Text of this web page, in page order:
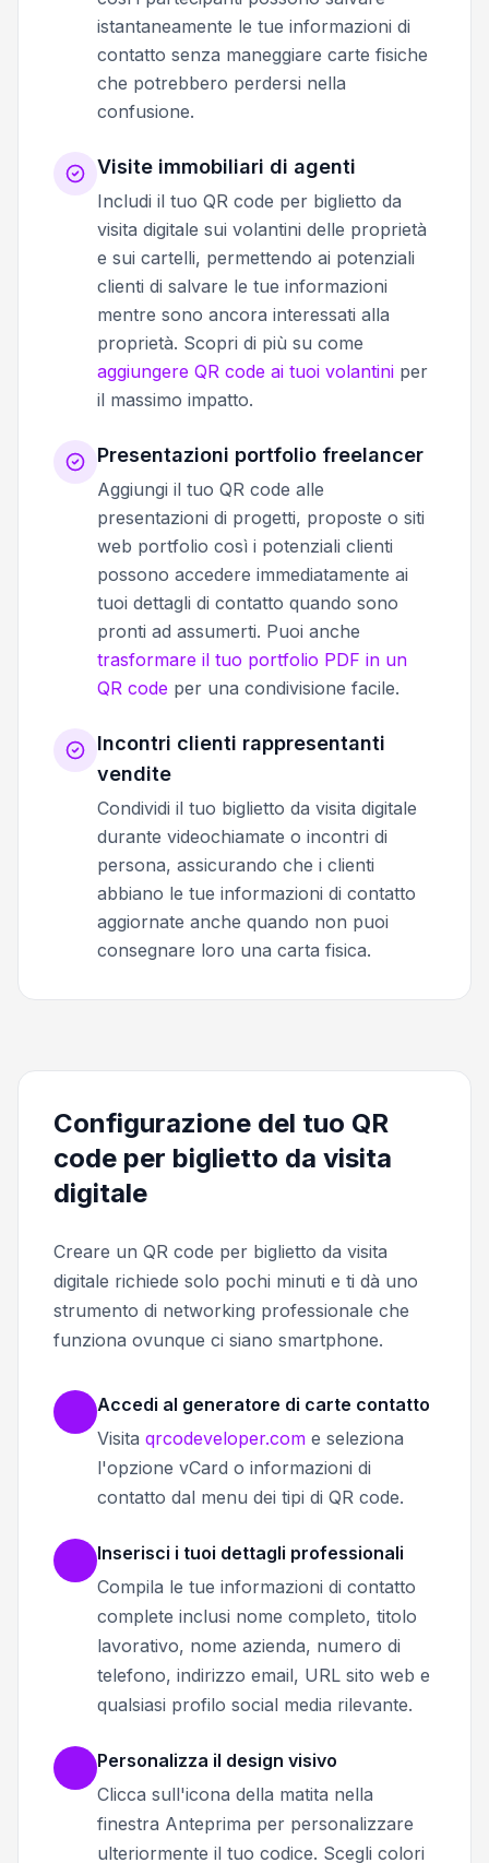
istantaneamente le tue informazioni di
contatto senza maneggiare carte fisiche
che potrebbero perdersi nella
confusione.
Visite immobiliari di agenti
Includi il tuo QR code per biglietto da
visita digitale sui volantini delle proprietà
e sui cartelli, permettendo ai potenziali
clienti di salvare le tue informazioni
mentre sono ancora interessati alla
proprietà. Scopri di più su come
aggiungere QR code ai tuoi volantini per
il massimo impatto.
Presentazioni portfolio freelancer
Aggiungi il tuo QR code alle
presentazioni di progetti, proposte o siti
web portfolio così i potenziali clienti
possono accedere immediatamente ai
tuoi dettagli di contatto quando sono
pronti ad assumerti. Puoi anche
trasformare il tuo portfolio PDF in un
QR code per una condivisione facile.
Incontri clienti rappresentanti
vendite
Condividi il tuo biglietto da visita digitale
durante videochiamate o incontri di
persona, assicurando che i clienti
abbiano le tue informazioni di contatto
aggiornate anche quando non puoi
consegnare loro una carta fisica.
Configurazione del tuo QR
code per biglietto da visita
digitale
Creare un QR code per biglietto da visita
digitale richiede solo pochi minuti e ti dà uno
strumento di networking professionale che
funziona ovunque ci siano smartphone.
Accedi al generatore di carte contatto
Visita qrcodeveloper.com e seleziona
l'opzione vCard o informazioni di
contatto dal menu dei tipi di QR code.
Inserisci i tuoi dettagli professionali
Compila le tue informazioni di contatto
complete inclusi nome completo, titolo
lavorativo, nome azienda, numero di
telefono, indirizzo email, URL sito web e
qualsiasi profilo social media rilevante.
Personalizza il design visivo
Clicca sull'icona della matita nella
finestra Anteprima per personalizzare
ulteriormente il tuo codice. Scegli colori